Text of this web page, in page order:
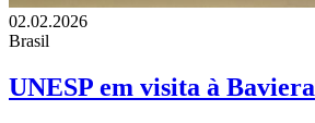
02.02.2026
Brasil
UNESP em visita à Baviera